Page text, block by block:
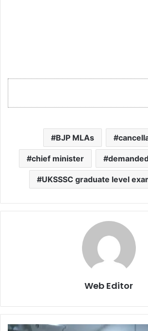
BJP MLAs
chief minister
UKSSSC graduate level
Web Editor